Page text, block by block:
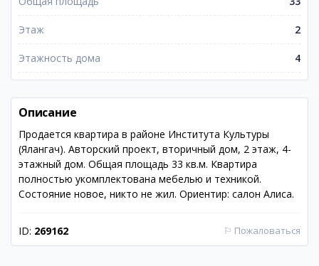
Этаж 2
Этажность дома 4
Описание
Продается квартира в районе Института Культуры
(Ялангач). Авторский проект, вторичный дом, 2 этаж, 4-
этажный дом. Общая площадь 33 кв.м. Квартира
полностью укомплектована мебелью и техникой.
Состояние новое, никто не жил. Ориентир: салон Алиса.
ID: 269162 ⚐ Пожаловаться